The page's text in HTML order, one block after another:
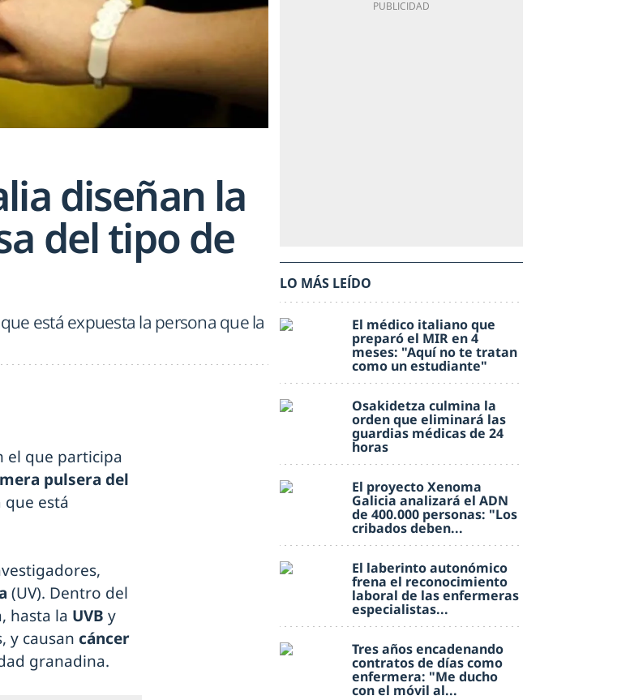
diseñan la
del tipo de
está expuesta la persona que la
el que participa
pulsera del
que está
(UV). Dentro del
hasta la UVB y
y causan cáncer
granadina.
LO MÁS LEÍDO
El médico italiano que
preparó el MIR en 4
meses: "Aquí no te tratan
como un estudiante"
Osakidetza culmina la
orden que eliminará las
guardias médicas de 24
horas
El proyecto Xenoma
Galicia analizará el ADN
de 400.000 personas: "Los
cribados deben...
El laberinto autonómico
frena el reconocimiento
laboral de las enfermeras
especialistas...
Tres años encadenando
contratos de días como
enfermera: "Me ducho
con el móvil al...